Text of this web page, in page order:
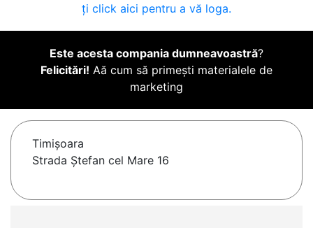
ți click aici pentru a vă loga.
Este acesta compania dumneavoastră?
Felicitări! Aă cum să primești materialele de
marketing
Timişoara
Strada Ștefan cel Mare 16